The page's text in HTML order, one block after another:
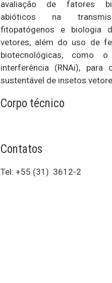
avaliação de fatores
abióticos na
fitopatógenos e biologia
vetores, além do uso de
biotecnológicas, como
interferência (RNAi), para
sustentável de insetos
Corpo técnico
Contatos
Tel: +55 (31) 3612-2